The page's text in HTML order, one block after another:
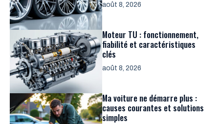
août 8, 2026
Moteur TU : fonctionnement,
fiabilité et caractéristiques
clés
août 8, 2026
Ma voiture ne démarre plus :
causes courantes et solutions
simples